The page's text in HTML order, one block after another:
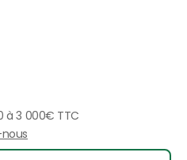
à 3 000€ TTC